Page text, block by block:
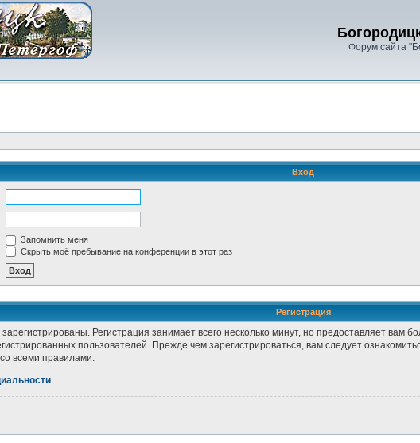
Форум сайта
Вход
Запомнить меня
Скрыть моё пребывание на конференции в этот раз
Регистрация
Регистрация занимает всего несколько минут, но предоставляет
пользователей. Прежде чем зарегистрироваться, вам следует
всеми правилами.